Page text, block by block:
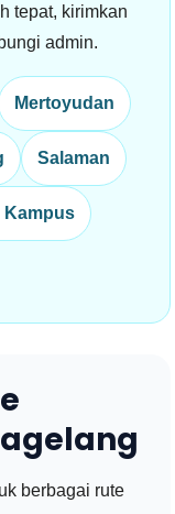
tepat, kirimkan
admin.
Mertoyudan
Salaman
Kampus
berbagai rute